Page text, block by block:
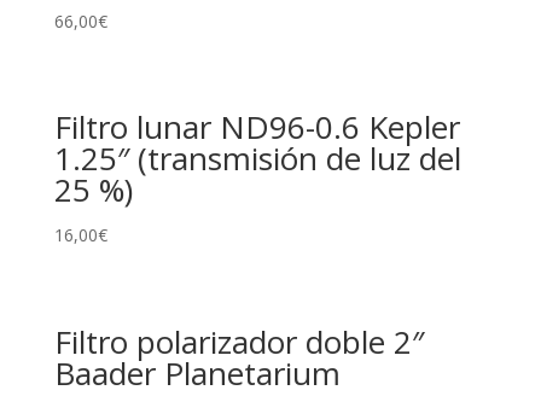
66,00€
Filtro lunar ND96-0.6 Kepler
1.25″ (transmisión de luz del
25 %)
16,00€
Filtro polarizador doble 2″
Baader Planetarium